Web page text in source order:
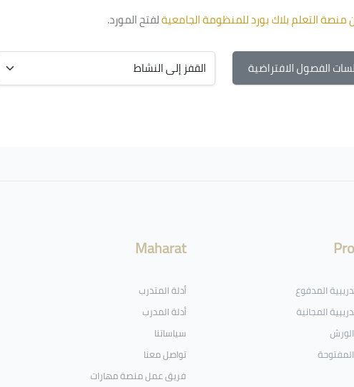
منصة التعلم بلاك بورد للمنظومة الجامعيةلفتح المورد.
الفصول الافتراضية القفز إلى النشاط
المدفوع
المجانية
Maharat
أدلة المتدرب
أدلة المدرب
سياساتنا
تواصل معنا
فريق عمل منصة مهارات